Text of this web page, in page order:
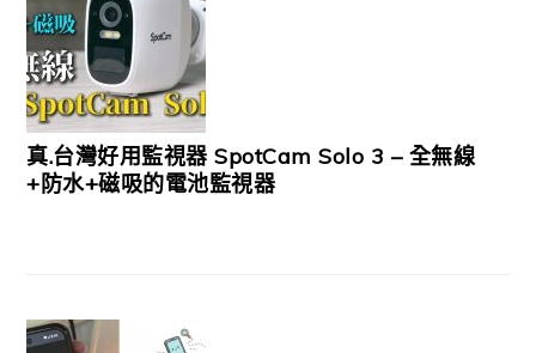
真.台灣好用監視器 SpotCam Solo 3 – 全無線
+防水+磁吸的電池監視器